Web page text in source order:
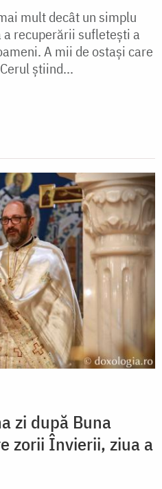
mult decât un simplu
a recuperării sufletești a
A mii de ostași care
știind...
zi după Buna
zorii Învierii, ziua a